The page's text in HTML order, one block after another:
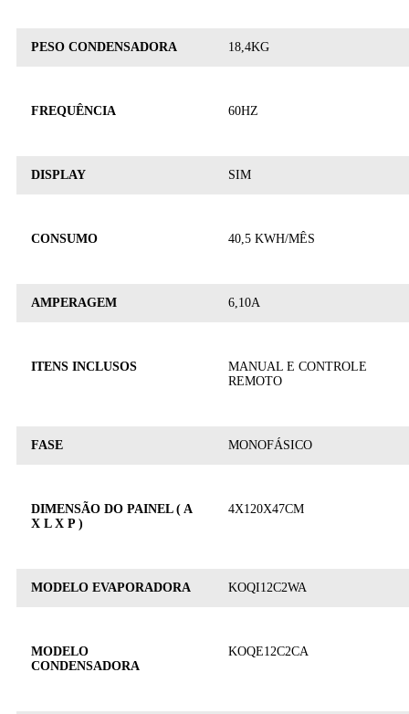
PESO CONDENSADORA 18,4KG
FREQUÊNCIA 60HZ
DISPLAY SIM
CONSUMO 40,5 KWH/MÊS
AMPERAGEM 6,10A
ITENS INCLUSOS
MANUAL E CONTROLE
REMOTO
FASE MONOFÁSICO
DIMENSÃO DO PAINEL ( A
X L X P )
4X120X47CM
MODELO EVAPORADORA KOQI12C2WA
MODELO
CONDENSADORA
KOQE12C2CA